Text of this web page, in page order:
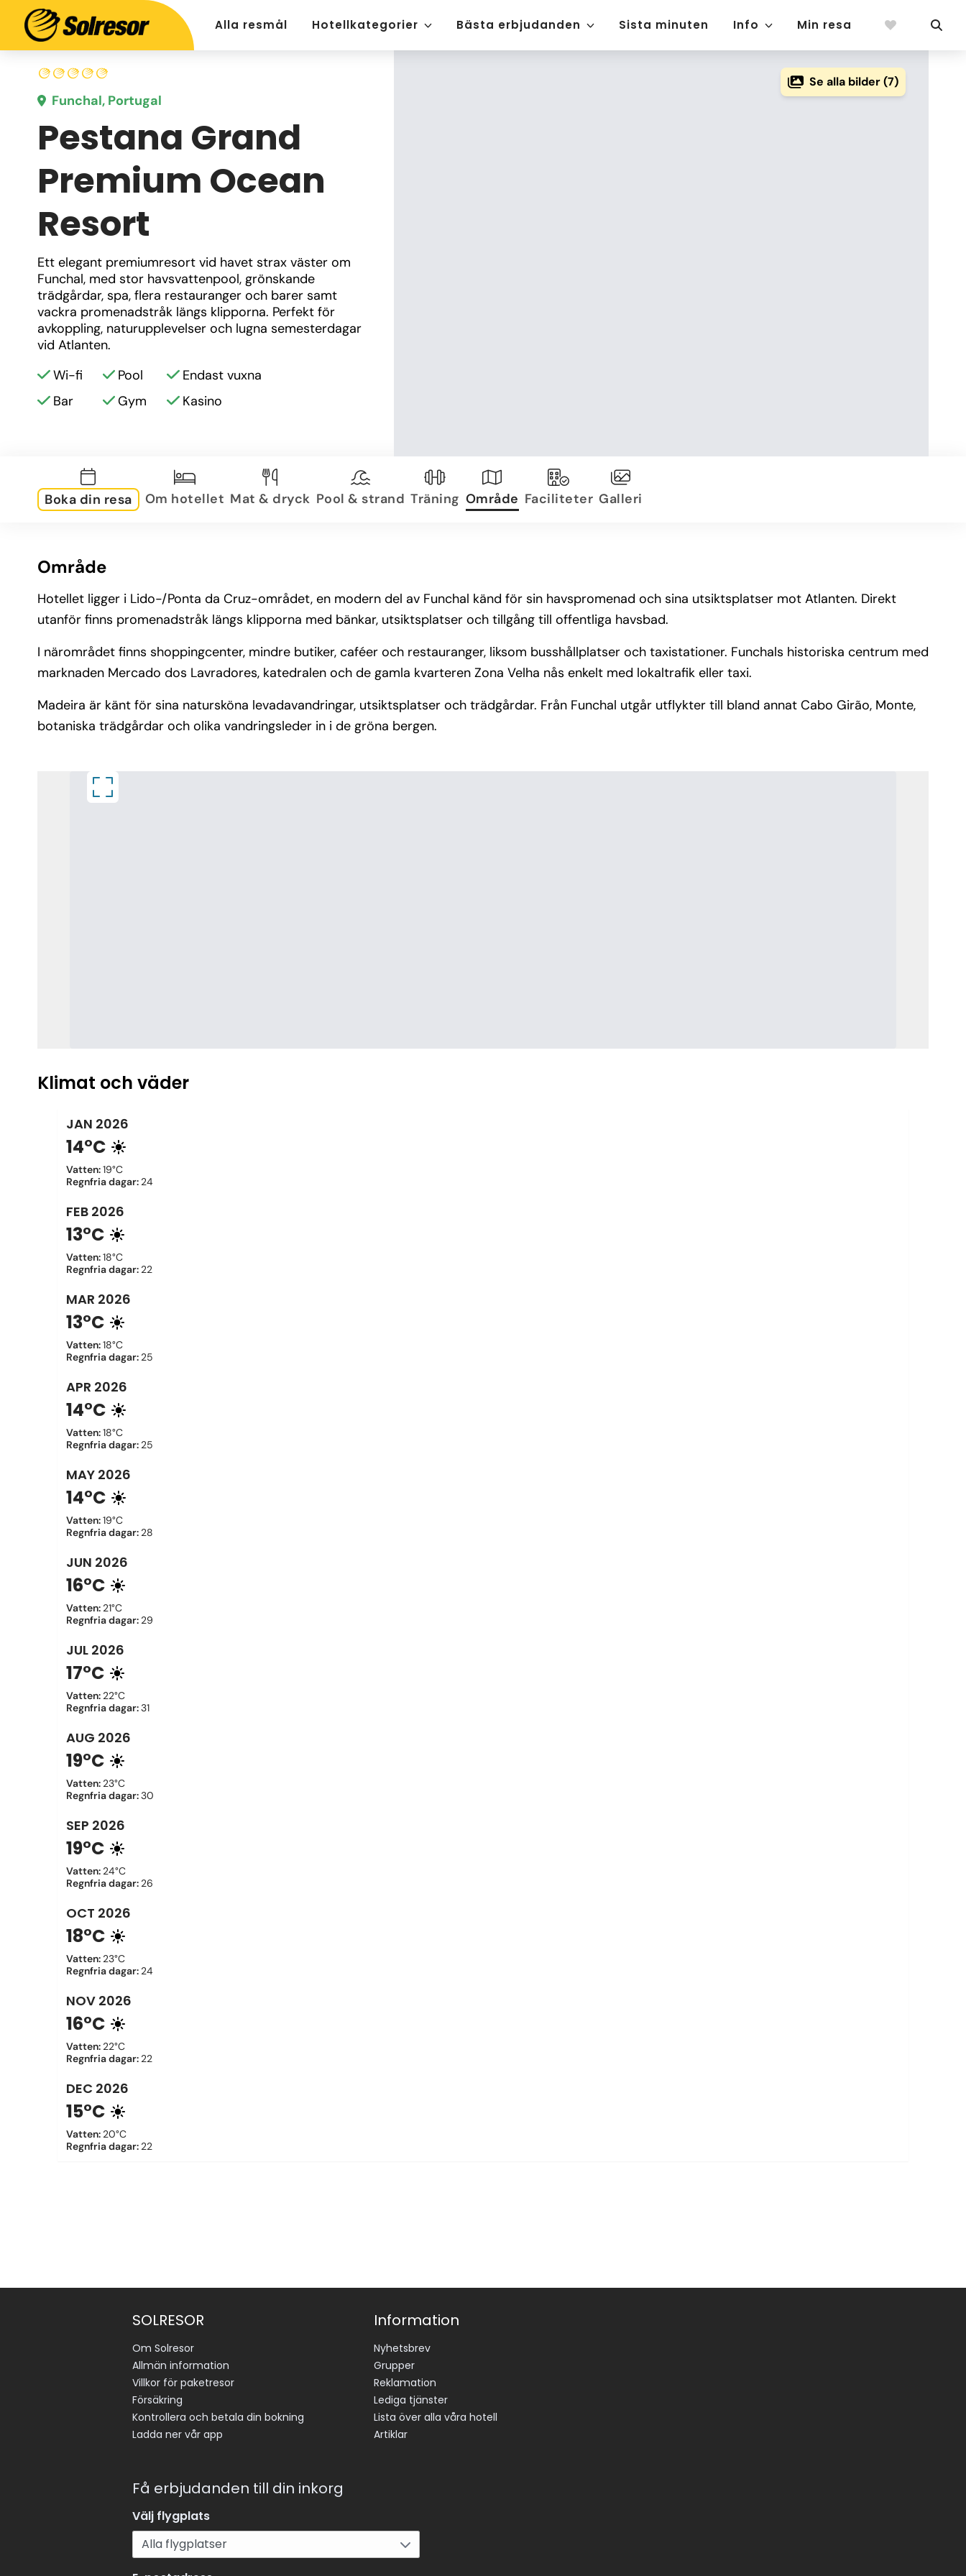
Alla resmål Hotellkategorier Bästa erbjudanden Sista minuten Info Min resa
Funchal, Portugal
Pestana Grand
Premium Ocean
Resort
Ett elegant premiumresort vid havet strax väster om
Funchal, med stor havsvattenpool, grönskande
trädgårdar, spa, flera restauranger och barer samt
vackra promenadstråk längs klipporna. Perfekt för
avkoppling, naturupplevelser och lugna semesterdagar
vid Atlanten.
Wi-fi
Pool
Endast vuxna
Bar
Gym Kasino
Se alla bilder (7)
Boka din resa Om hotellet Mat & dryck Pool & strand Träning Område Faciliteter Galleri
Område
Hotellet ligger i Lido-/Ponta da Cruz-området, en modern del av Funchal känd för sin havspromenad och sina utsiktsplatser mot Atlanten. Direkt
utanför finns promenadstråk längs klipporna med bänkar, utsiktsplatser och tillgång till offentliga havsbad.
I närområdet finns shoppingcenter, mindre butiker, caféer och restauranger, liksom busshållplatser och taxistationer. Funchals historiska centrum med
marknaden Mercado dos Lavradores, katedralen och de gamla kvarteren Zona Velha nås enkelt med lokaltrafik eller taxi.
Madeira är känt för sina natursköna levadavandringar, utsiktsplatser och trädgårdar. Från Funchal utgår utflykter till bland annat Cabo Girão, Monte,
botaniska trädgårdar och olika vandringsleder in i de gröna bergen.
Klimat och väder
JAN 2026
14°C
Vatten:19°C
Regnfria dagar: 24
FEB 2026
13°C
Vatten:18°C
Regnfria dagar: 22
MAR 2026
13°C
Vatten:18°C
Regnfria dagar: 25
APR 2026
14°C
Vatten:18°C
Regnfria dagar: 25
MAY 2026
14°C
Vatten:19°C
Regnfria dagar: 28
JUN 2026
16°C
Vatten: 21°C
Regnfria dagar: 29
JUL 2026
17°C
Vatten: 22°C
Regnfria dagar:31
AUG 2026
19°C
Vatten: 23°C
Regnfria dagar:30
SEP 2026
19°C
Vatten: 24°C
Regnfria dagar: 26
OCT 2026
18°C
Vatten: 23°C
Regnfria dagar: 24
NOV 2026
16°C
Vatten: 22°C
Regnfria dagar: 22
DEC 2026
15°C
Vatten: 20°C
Regnfria dagar: 22
SOLRESOR
Om Solresor
Allmän information
Villkor för paketresor
Försäkring
Kontrollera och betala din bokning
Ladda ner vår app
Information
Nyhetsbrev
Grupper
Reklamation
Lediga tjänster
Lista över alla våra hotell
Artiklar
Få erbjudanden till din inkorg
Välj flygplats